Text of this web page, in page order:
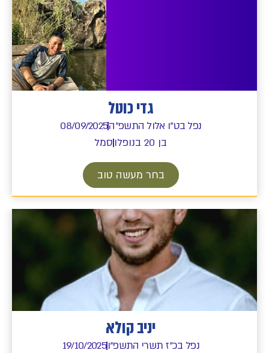
גדי כוטל
נפל בט"ו אלול התשפ"ה08/09/2025
בן 20 בנופלו
סמל
בחר מעשה טוב
יניב קולא
נפל בכ"ז תשרי התשפ"ו19/10/2025